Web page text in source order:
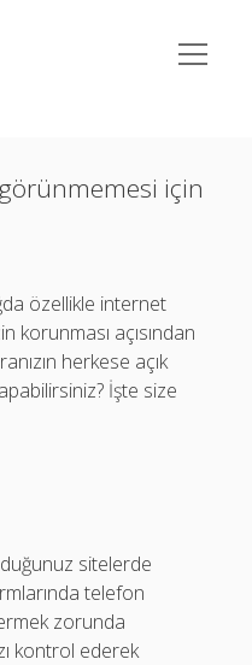
menüyü
aç
için
özellikle internet
korunması açısından
herkese açık
İşte size
sitelerde
telefon
zorunda
kontrol ederek